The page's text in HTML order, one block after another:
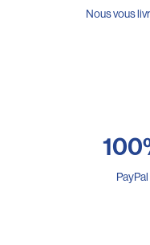
Nous vous